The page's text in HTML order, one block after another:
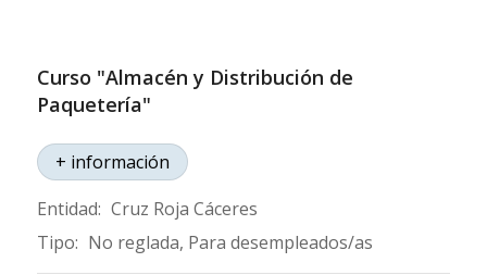
Curso "Almacén y Distribución de
Paquetería"
+ información
Entidad: Cruz Roja Cáceres
Tipo: No reglada, Para desempleados/as